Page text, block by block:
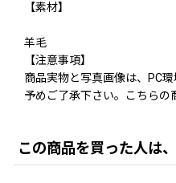
【素材】
羊毛
【注意事項】
商品実物と写真画像は、PC
予めご了承下さい。こちらの
この商品を買った人は